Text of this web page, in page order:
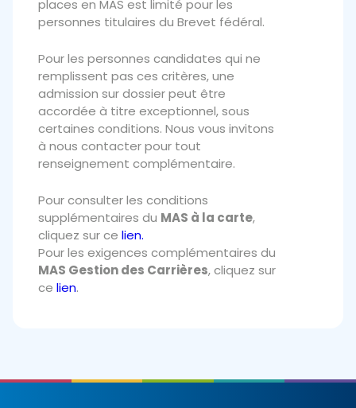
places en MAS est limité pour les
personnes titulaires du Brevet fédéral.
Pour les personnes candidates qui ne
remplissent pas ces critères, une
admission sur dossier peut être
accordée à titre exceptionnel, sous
certaines conditions. Nous vous invitons
à nous contacter pour tout
renseignement complémentaire.
Pour consulter les conditions
supplémentaires du MAS à la carte,
cliquez sur ce lien.
Pour les exigences complémentaires du
MAS Gestion des Carrières, cliquez sur
ce lien.